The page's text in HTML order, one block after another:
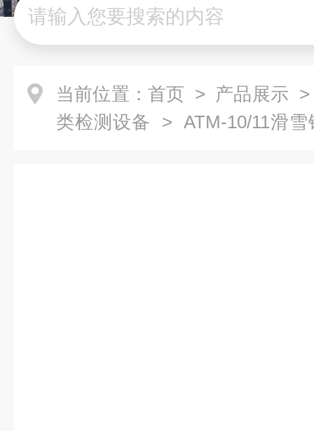
当前位置： 首页 > 产品展示
类检测设备 > ATM-10/11滑